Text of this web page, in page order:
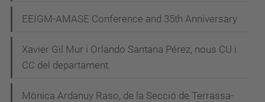
EEIGM-AMASE Conference and 35th Anniversary
Xavier Gil Mur i Orlando Santana Pérez, nous CU i
CC del departament.
Mònica Ardanuy Raso, de la Secció de Terrassa-